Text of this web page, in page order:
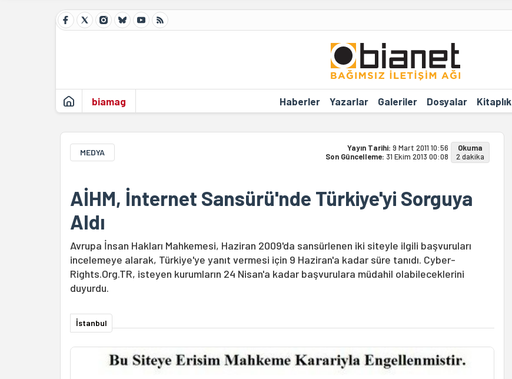
biamag Haberler Yazarlar Galeriler Dosyalar Kitaplık
MEDYA Yayın Tarihi: 9 Mart 2011 10:56
Son Güncelleme: 31 Ekim 2013 00:08
Okuma
2 dakika
AİHM, İnternet Sansürü'nde Türkiye'yi Sorguya
Aldı
Avrupa İnsan Hakları Mahkemesi, Haziran 2009'da sansürlenen iki siteyle ilgili başvuruları
incelemeye alarak, Türkiye'ye yanıt vermesi için 9 Haziran'a kadar süre tanıdı. Cyber-
Rights.Org.TR, isteyen kurumların 24 Nisan'a kadar başvurulara müdahil olabileceklerini
duyurdu.
İstanbul